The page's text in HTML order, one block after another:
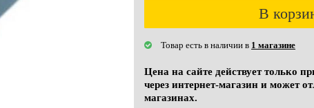
В
Товар есть в наличии в 1 магазине
Цена на сайте действует только
через интернет-магазин и может
магазинах.